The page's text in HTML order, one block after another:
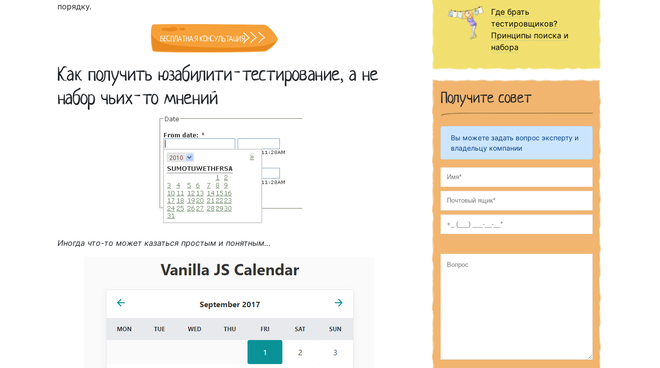
порядку.
БЕСПЛАТНАЯ КОНСУЛЬТАЦИЯ
Как получить юзабилити-тестирование, а не
набор чьих-то мнений
Иногда что-то может казаться простым и понятным…
Где брать
тестировщиков?
Принципы поиска и
набора
Получите совет
Вы можете задать вопрос эксперту и
владельцу компании